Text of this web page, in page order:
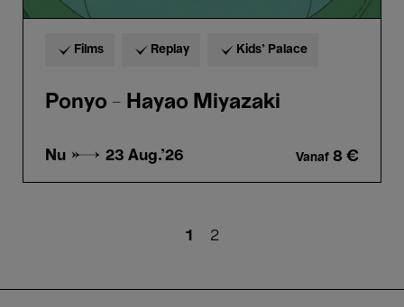
Films Replay Kids’ Palace
Ponyo - Hayao Miyazaki
Nu → 23 Aug.'26 Vanaf 8 €
Huidige
1 Pagina
2